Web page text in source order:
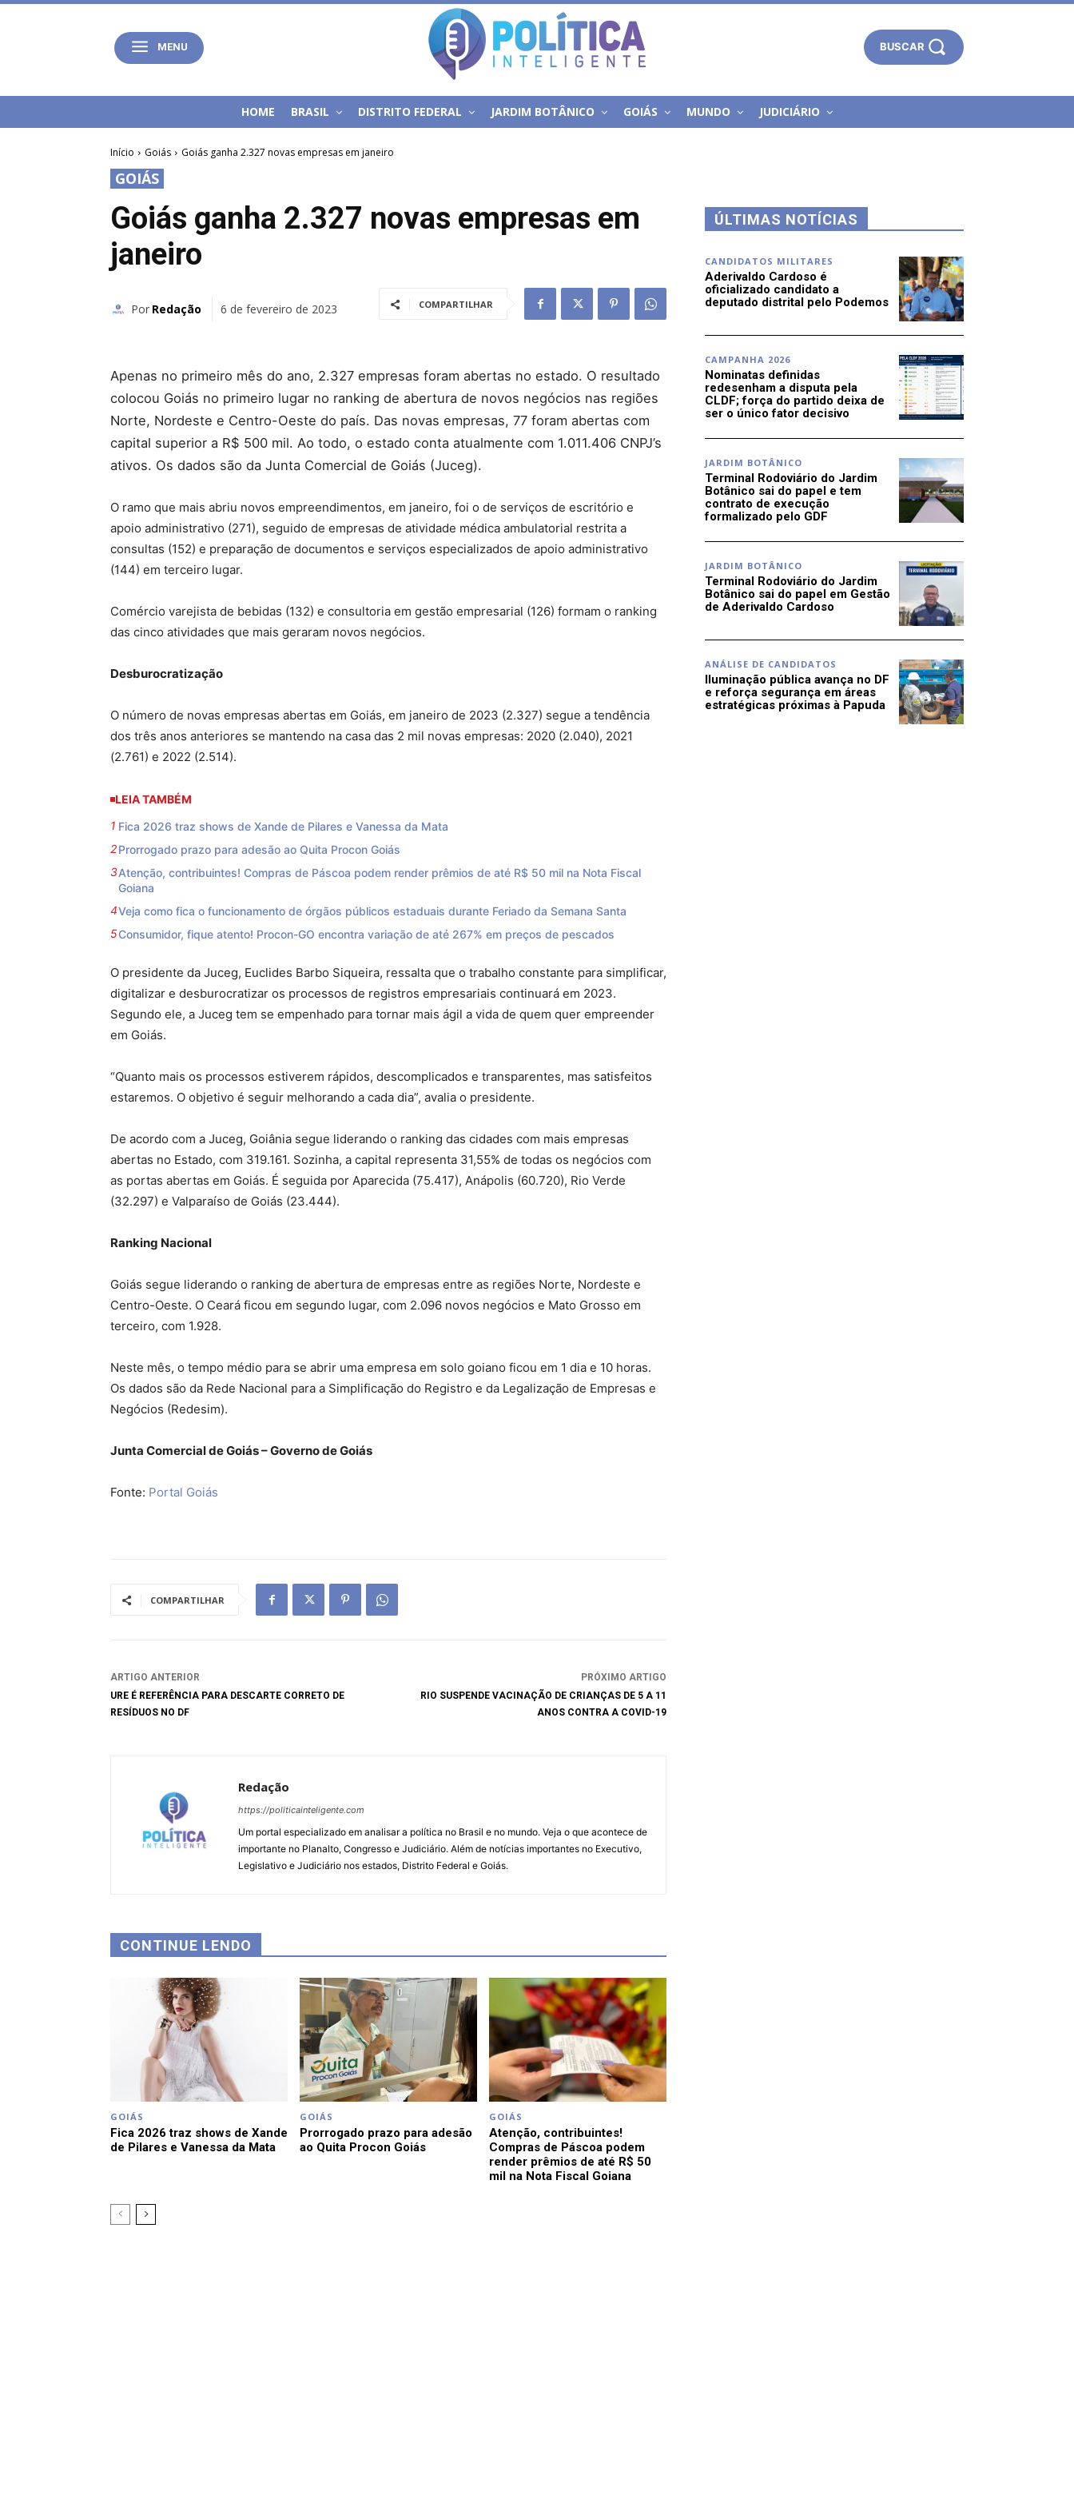
MENU BUSCAR
HOME BRASIL DISTRITO FEDERAL JARDIM BOTÂNICO GOIÁS MUNDO JUDICIÁRIO
Início Goiás Goiás ganha 2.327 novas empresas em janeiro
GOIÁS
Goiás ganha 2.327 novas empresas em
janeiro
Por Redação 6 de fevereiro de 2023 COMPARTILHAR
Apenas no primeiro mês do ano, 2.327 empresas foram abertas no estado. O resultado
colocou Goiás no primeiro lugar no ranking de abertura de novos negócios nas regiões
Norte, Nordeste e Centro-Oeste do país. Das novas empresas, 77 foram abertas com
capital superior a R$ 500 mil. Ao todo, o estado conta atualmente com 1.011.406 CNPJ’s
ativos. Os dados são da Junta Comercial de Goiás (Juceg).
O ramo que mais abriu novos empreendimentos, em janeiro, foi o de serviços de escritório e
apoio administrativo (271), seguido de empresas de atividade médica ambulatorial restrita a
consultas (152) e preparação de documentos e serviços especializados de apoio administrativo
(144) em terceiro lugar.
Comércio varejista de bebidas (132) e consultoria em gestão empresarial (126) formam o ranking
das cinco atividades que mais geraram novos negócios.
Desburocratização
O número de novas empresas abertas em Goiás, em janeiro de 2023 (2.327) segue a tendência
dos três anos anteriores se mantendo na casa das 2 mil novas empresas: 2020 (2.040), 2021
(2.761) e 2022 (2.514).
LEIA TAMBÉM
Fica 2026 traz shows de Xande de Pilares e Vanessa da Mata
Prorrogado prazo para adesão ao Quita Procon Goiás
Atenção, contribuintes! Compras de Páscoa podem render prêmios de até R$ 50 mil na Nota Fiscal
Goiana
Veja como fica o funcionamento de órgãos públicos estaduais durante Feriado da Semana Santa
Consumidor, fique atento! Procon-GO encontra variação de até 267% em preços de pescados
O presidente da Juceg, Euclides Barbo Siqueira, ressalta que o trabalho constante para simplificar,
digitalizar e desburocratizar os processos de registros empresariais continuará em 2023.
Segundo ele, a Juceg tem se empenhado para tornar mais ágil a vida de quem quer empreender
em Goiás.
“Quanto mais os processos estiverem rápidos, descomplicados e transparentes, mas satisfeitos
estaremos. O objetivo é seguir melhorando a cada dia”, avalia o presidente.
De acordo com a Juceg, Goiânia segue liderando o ranking das cidades com mais empresas
abertas no Estado, com 319.161. Sozinha, a capital representa 31,55% de todas os negócios com
as portas abertas em Goiás. É seguida por Aparecida (75.417), Anápolis (60.720), Rio Verde
(32.297) e Valparaíso de Goiás (23.444).
Ranking Nacional
Goiás segue liderando o ranking de abertura de empresas entre as regiões Norte, Nordeste e
Centro-Oeste. O Ceará ficou em segundo lugar, com 2.096 novos negócios e Mato Grosso em
terceiro, com 1.928.
Neste mês, o tempo médio para se abrir uma empresa em solo goiano ficou em 1 dia e 10 horas.
Os dados são da Rede Nacional para a Simplificação do Registro e da Legalização de Empresas e
Negócios (Redesim).
Junta Comercial de Goiás – Governo de Goiás
Fonte: Portal Goiás
COMPARTILHAR
ARTIGO ANTERIOR
URE É REFERÊNCIA PARA DESCARTE CORRETO DE
RESÍDUOS NO DF
PRÓXIMO ARTIGO
RIO SUSPENDE VACINAÇÃO DE CRIANÇAS DE 5 A 11
ANOS CONTRA A COVID-19
Redação
https://politicainteligente.com
Um portal especializado em analisar a política no Brasil e no mundo. Veja o que acontece de
importante no Planalto, Congresso e Judiciário. Além de notícias importantes no Executivo,
Legislativo e Judiciário nos estados, Distrito Federal e Goiás.
CONTINUE LENDO
GOIÁS
Fica 2026 traz shows de Xande
de Pilares e Vanessa da Mata
GOIÁS
Prorrogado prazo para adesão
ao Quita Procon Goiás
GOIÁS
Atenção, contribuintes!
Compras de Páscoa podem
render prêmios de até R$ 50
mil na Nota Fiscal Goiana
ÚLTIMAS NOTÍCIAS
CANDIDATOS MILITARES
Aderivaldo Cardoso é
oficializado candidato a
deputado distrital pelo Podemos
CAMPANHA 2026
Nominatas definidas
redesenham a disputa pela
CLDF; força do partido deixa de
ser o único fator decisivo
JARDIM BOTÂNICO
Terminal Rodoviário do Jardim
Botânico sai do papel e tem
contrato de execução
formalizado pelo GDF
JARDIM BOTÂNICO
Terminal Rodoviário do Jardim
Botânico sai do papel em Gestão
de Aderivaldo Cardoso
ANÁLISE DE CANDIDATOS
Iluminação pública avança no DF
e reforça segurança em áreas
estratégicas próximas à Papuda